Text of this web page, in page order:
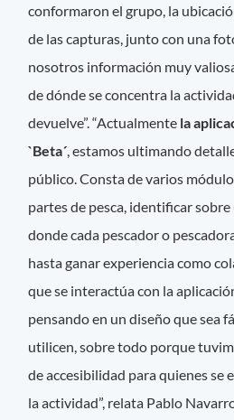
conformaron el grupo, la
de las capturas, junto con una
nosotros información muy
de dónde se concentra la
devuelve”. “Actualmente la
`Beta´, estamos ultimando
público. Consta de varios
partes de pesca, identificar sobre
donde cada pescador o
hasta ganar experiencia como
que se interactúa con la
pensando en un diseño que sea
utilicen, sobre todo porque
de accesibilidad para quienes se
la actividad”, relata Pablo